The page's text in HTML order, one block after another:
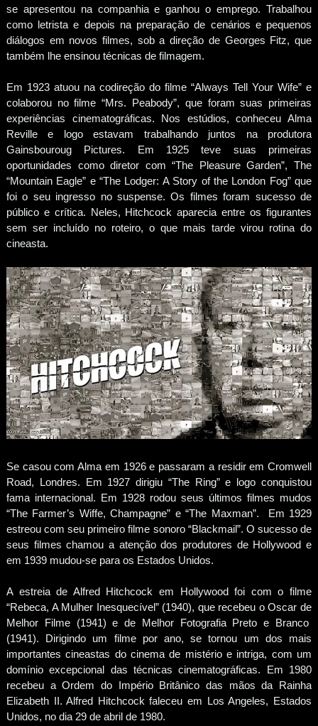
se apresentou na companhia e ganhou o emprego. Trabalhou
como letrista e depois na preparação de cenários e pequenos
diálogos em novos filmes, sob a direção de Georges Fitz, que
também lhe ensinou técnicas de filmagem.
Em 1923 atuou na codireção do filme “Always Tell Your Wife” e
colaborou no filme “Mrs. Peabody”, que foram suas primeiras
experiências cinematográficas. Nos estúdios, conheceu Alma
Reville e logo estavam trabalhando juntos na produtora
Gainsbouroug Pictures. Em 1925 teve suas primeiras
oportunidades como diretor com “The Pleasure Garden”, The
“Mountain Eagle” e “The Lodger: A Story of the London Fog” que
foi o seu ingresso no suspense. Os filmes foram sucesso de
público e crítica. Neles, Hitchcock aparecia entre os figurantes
sem ser incluído no roteiro, o que mais tarde virou rotina do
cineasta.
Se casou com Alma em 1926 e passaram a residir em Cromwell
Road, Londres. Em 1927 dirigiu “The Ring” e logo conquistou
fama internacional. Em 1928 rodou seus últimos filmes mudos
“The Farmer’s Wiffe, Champagne” e “The Maxman”. Em 1929
estreou com seu primeiro filme sonoro “Blackmail”. O sucesso de
seus filmes chamou a atenção dos produtores de Hollywood e
em 1939 mudou-se para os Estados Unidos.
A estreia de Alfred Hitchcock em Hollywood foi com o filme
“Rebeca, A Mulher Inesquecível” (1940), que recebeu o Oscar de
Melhor Filme (1941) e de Melhor Fotografia Preto e Branco
(1941). Dirigindo um filme por ano, se tornou um dos mais
importantes cineastas do cinema de mistério e intriga, com um
domínio excepcional das técnicas cinematográficas. Em 1980
recebeu a Ordem do Império Britânico das mãos da Rainha
Elizabeth II. Alfred Hitchcock faleceu em Los Angeles, Estados
Unidos, no dia 29 de abril de 1980.